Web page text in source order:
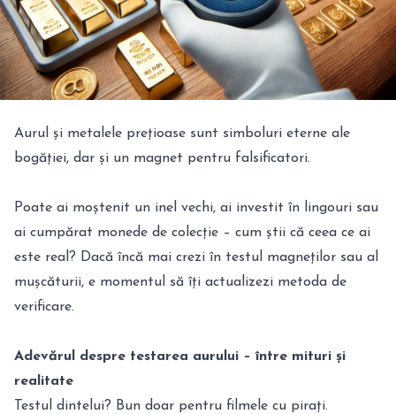
Aurul și metalele prețioase sunt simboluri eterne ale
bogăției, dar și un magnet pentru falsificatori.
Poate ai moștenit un inel vechi, ai investit în lingouri sau
ai cumpărat monede de colecție – cum știi că ceea ce ai
este real? Dacă încă mai crezi în testul magneților sau al
mușcăturii, e momentul să îți actualizezi metoda de
verificare.
Adevărul despre testarea aurului – între mituri și
realitate
Testul dintelui? Bun doar pentru filmele cu pirați.